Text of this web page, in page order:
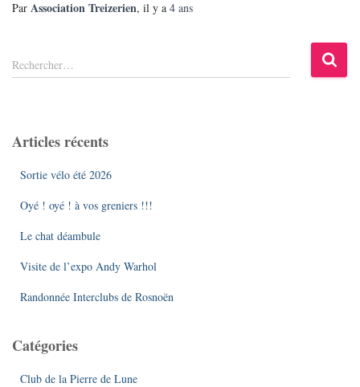
Par Association Treizerien, il y a 4 ans
R
e
r
Rechercher…
Articles récents
Sortie vélo été 2026
Oyé ! oyé ! à vos greniers !!!
Le chat déambule
Visite de l’expo Andy Warhol
Randonnée Interclubs de Rosnoën
Catégories
Club de la Pierre de Lune